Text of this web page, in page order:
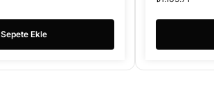
Sepete Ekle